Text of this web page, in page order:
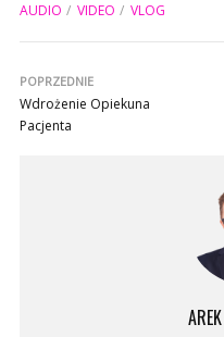
AUDIO VIDEO VLOG
POPRZEDNIE
Wdrożenie Opiekuna
Pacjenta